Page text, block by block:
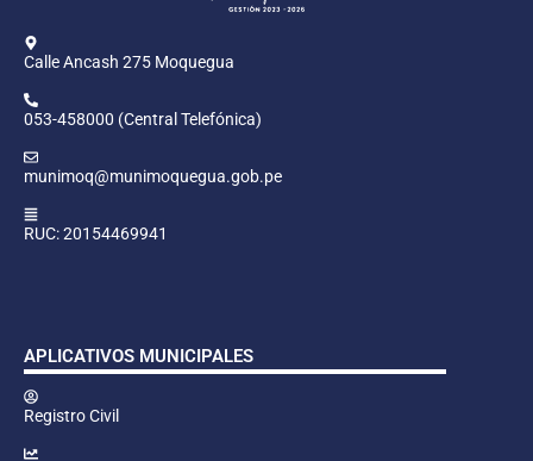
Calle Ancash 275 Moquegua
053-458000 (Central Telefónica)
munimoq@munimoquegua.gob.pe
RUC: 20154469941
APLICATIVOS MUNICIPALES
Registro Civil